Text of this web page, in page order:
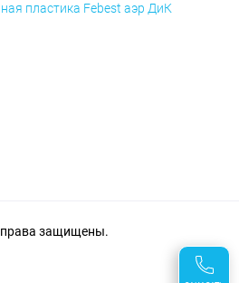
пластика Febest аэр ДиК
защищены.